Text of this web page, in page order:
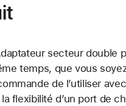
secteur double
temps, que vous
de l’utiliser
flexibilité d’un port de